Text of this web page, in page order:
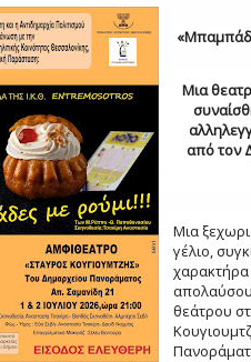
Μια
από τον
Μια
γέλιο,
χαρακτήρα
θεάτρου